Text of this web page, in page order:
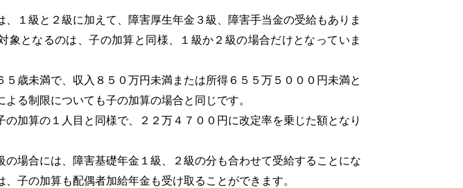
１級と２級に加えて、障害厚生年金３級、障害手当金の受給もありま
象となるのは、子の加算と同様、１級か２級の場合だけとなっていま
歳未満で、収入８５０万円未満または所得６５５万５０００円未満と
る制限についても子の加算の場合と同じです。
加算の１人目と同様で、２２万４７００円に改定率を乗じた額となり
場合には、障害基礎年金１級、２級の分も合わせて受給することにな
、子の加算も配偶者加給年金も受け取ることができます。